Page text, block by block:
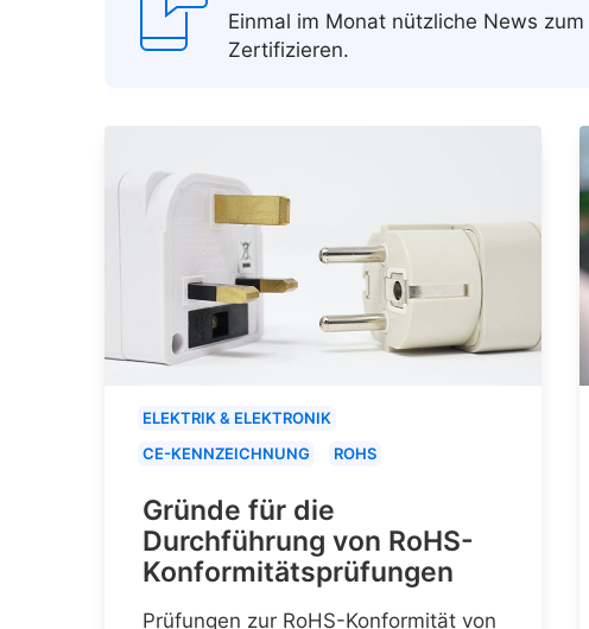
Einmal im Monat nützliche News
Zertifizieren.
ELEKTRIK & ELEKTRONIK
CE-KENNZEICHNUNG
ROHS
Gründe für die
Durchführung von RoHS-
Konformitätsprüfungen
Prüfungen zur RoHS-Konformität von